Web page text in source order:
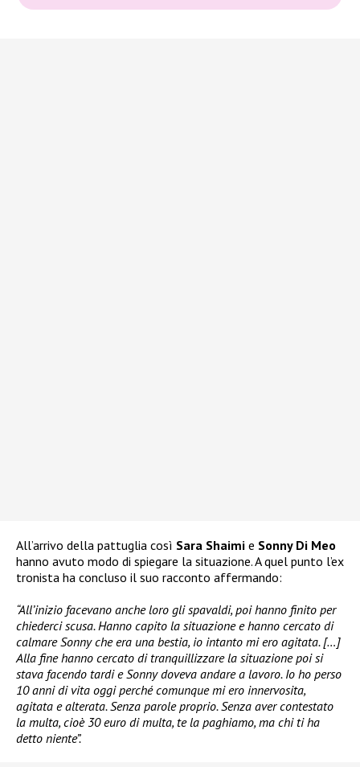
All’arrivo della pattuglia così Sara Shaimi e Sonny Di Meo
hanno avuto modo di spiegare la situazione. A quel punto l’ex
tronista ha concluso il suo racconto affermando:
“All’inizio facevano anche loro gli spavaldi, poi hanno finito per
chiederci scusa. Hanno capito la situazione e hanno cercato di
calmare Sonny che era una bestia, io intanto mi ero agitata. […]
Alla fine hanno cercato di tranquillizzare la situazione poi si
stava facendo tardi e Sonny doveva andare a lavoro. Io ho perso
10 anni di vita oggi perché comunque mi ero innervosita,
agitata e alterata. Senza parole proprio. Senza aver contestato
la multa, cioè 30 euro di multa, te la paghiamo, ma chi ti ha
detto niente”.